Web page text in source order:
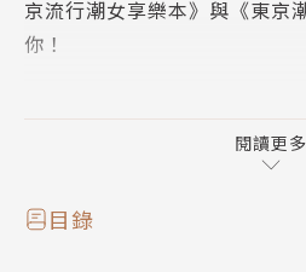
京流行潮女享樂本》與《東京
你！
其分成兩本書，《東京潮男時
生所量身打造的東京購物導覽
傾囊傳授東京血拼秘訣、讓你
閱讀更多
目錄